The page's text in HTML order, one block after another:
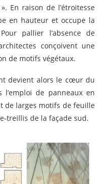
En raison de l’étroitesse
en hauteur et occupe la
pallier l’absence de
conçoivent une
de motifs végétaux.
devient alors le cœur du
de panneaux en
de larges motifs de feuille
treillis de la façade sud.